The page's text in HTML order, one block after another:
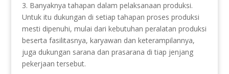
3. Banyaknya tahapan dalam pelaksanaan produksi.
Untuk itu dukungan di setiap tahapan proses produksi
mesti dipenuhi, mulai dari kebutuhan peralatan produksi
beserta fasilitasnya, karyawan dan keterampilannya,
juga dukungan sarana dan prasarana di tiap jenjang
pekerjaan tersebut.